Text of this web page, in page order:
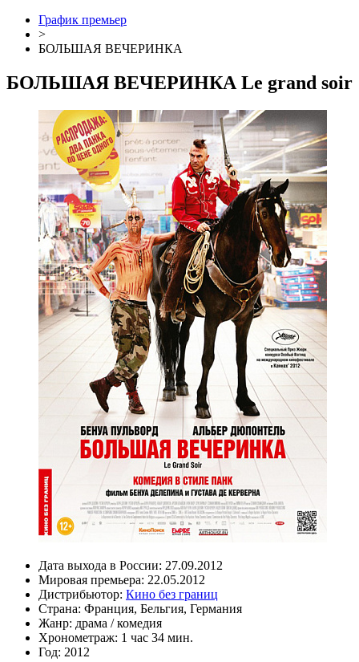
График премьер
>
БОЛЬШАЯ ВЕЧЕРИНКА
БОЛЬШАЯ ВЕЧЕРИНКА Le grand soir
Дата выхода в России: 27.09.2012
Мировая премьера: 22.05.2012
Дистрибьютор: Кино без границ
Страна: Франция, Бельгия, Германия
Жанр: драма /комедия
Хронометраж: 1 час 34 мин.
Год: 2012